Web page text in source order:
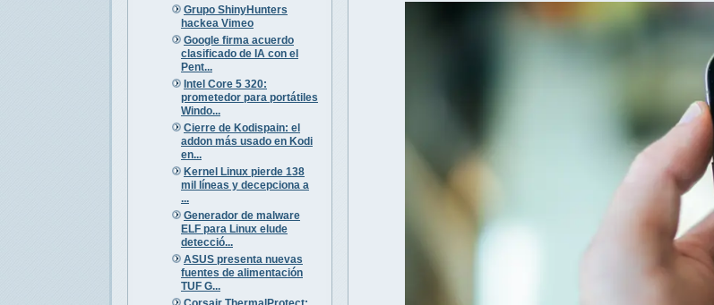
Grupo ShinyHunters
hackea Vimeo
Google firma acuerdo
clasificado de IA con el
Pent...
Intel Core 5 320:
prometedor para portátiles
Windo...
Cierre de Kodispain: el
addon más usado en Kodi
en...
Kernel Linux pierde 138
mil líneas y decepciona a
...
Generador de malware
ELF para Linux elude
detecció...
ASUS presenta nuevas
fuentes de alimentación
TUF G...